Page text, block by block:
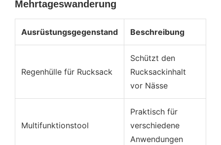
Mehrtageswanderung
Ausrüstungsgegenstand Beschreibung
Regenhülle für Rucksack
Schützt den
Rucksackinhalt
vor Nässe
Multifunktionstool
Praktisch für
verschiedene
Anwendungen